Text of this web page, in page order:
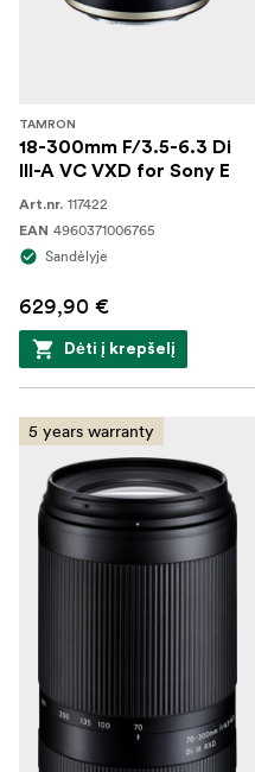
TAMRON
18-300mm F/3.5-6.3 Di
III-A VC VXD for Sony E
Art.nr. 117422
EAN 4960371006765
Sandėlyje
629,90 €
Dėti į krepšelį
5 years warranty